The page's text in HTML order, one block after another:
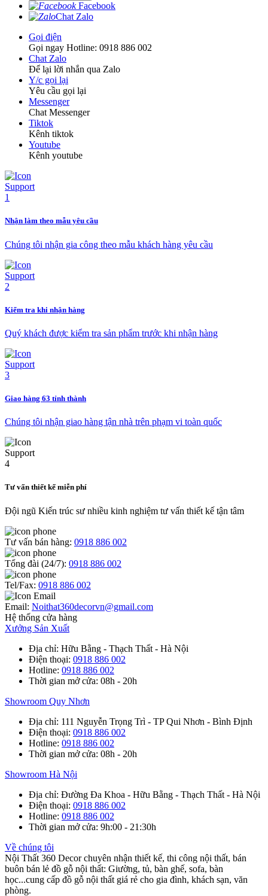
Facebook
Chat Zalo
Gọi điện
Gọi ngay Hotline: 0918 886 002
Chat Zalo
Để lại lời nhắn qua Zalo
Y/c gọi lại
Yêu cầu gọi lại
Messenger
Chat Messenger
Tiktok
Kênh tiktok
Youtube
Kênh youtube
Nhận làm theo mẫu yêu cầu
Chúng tôi nhận gia công theo mẫu khách hàng yêu cầu
Kiểm tra khi nhận hàng
Quý khách được kiểm tra sản phẩm trước khi nhận hàng
Giao hàng 63 tỉnh thành
Chúng tôi nhận giao hàng tận nhà trên phạm vi toàn quốc
Tư vấn thiết kế miễn phí
Đội ngũ Kiến trúc sư nhiều kinh nghiệm tư vấn thiết kế tận tâm
Tư vấn bán hàng: 0918 886 002
Tổng đài (24/7): 0918 886 002
Tel/Fax: 0918 886 002
Email: Noithat360decorvn@gmail.com
Hệ thống cửa hàng
Xưởng Sản Xuất
Địa chỉ: Hữu Bằng - Thạch Thất - Hà Nội
Điện thoại: 0918 886 002
Hotline: 0918 886 002
Thời gian mở cửa: 08h - 20h
Showroom Quy Nhơn
Địa chỉ: 111 Nguyễn Trọng Trì - TP Qui Nhơn - Bình Định
Điện thoại: 0918 886 002
Hotline: 0918 886 002
Thời gian mở cửa: 08h - 20h
Showroom Hà Nội
Địa chỉ: Đường Đa Khoa - Hữu Bằng - Thạch Thất - Hà Nội
Điện thoại: 0918 886 002
Hotline: 0918 886 002
Thời gian mở cửa: 9h:00 - 21:30h
Về chúng tôi
Nội Thất 360 Decor chuyên nhận thiết kế, thi công nội thất, bán
buôn bán lẻ đồ gỗ nội thất: Giường, tủ, bàn ghế, sofa, bàn
học...cung cấp đồ gỗ nội thất giá rẻ cho gia đình, khách sạn, văn
phòng.